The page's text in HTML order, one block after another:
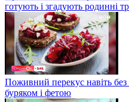
готують і згадують родинні
Поживний перекус навіть без
буряком і фетою